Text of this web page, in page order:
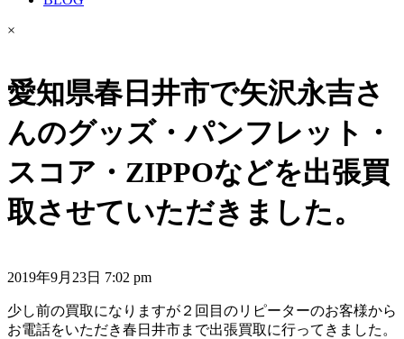
×
愛知県春日井市で矢沢永吉さ
んのグッズ・パンフレット・
スコア・ZIPPOなどを出張買
取させていただきました。
2019年9月23日 7:02 pm
少し前の買取になりますが２回目のリピーターのお客様から
お電話をいただき春日井市まで出張買取に行ってきました。